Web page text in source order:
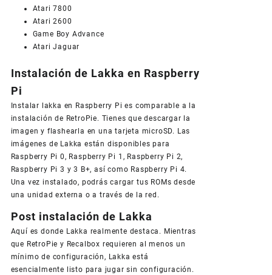
Atari 7800
Atari 2600
Game Boy Advance
Atari Jaguar
Instalación de Lakka en Raspberry
Pi
Instalar lakka en Raspberry Pi es comparable a la
instalación de RetroPie. Tienes que descargar la
imagen y flashearla en una tarjeta microSD. Las
imágenes de Lakka están disponibles para
Raspberry Pi 0, Raspberry Pi 1, Raspberry Pi 2,
Raspberry Pi 3 y 3 B+, así como Raspberry Pi 4.
Una vez instalado, podrás cargar tus ROMs desde
una unidad externa o a través de la red.
Post instalación de Lakka
Aquí es donde Lakka realmente destaca. Mientras
que RetroPie y Recalbox requieren al menos un
mínimo de configuración, Lakka está
esencialmente listo para jugar sin configuración.